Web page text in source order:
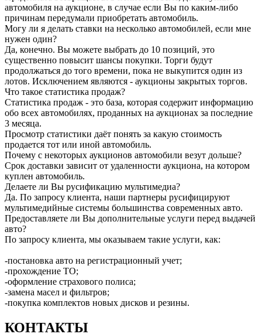
автомобиля на аукционе, в случае если Вы по каким-либо
причинам передумали приобретать автомобиль.
Могу ли я делать ставки на несколько автомобилей, если мне
нужен один?
Да, конечно. Вы можете выбрать до 10 позиций, это
существенно повысит шансы покупки. Торги будут
продолжаться до того времени, пока не выкупится один из
лотов. Исключением являются - аукционы закрытых торгов.
Что такое статистика продаж?
Статистика продаж - это база, которая содержит информацию
обо всех автомобилях, проданных на аукционах за последние
3 месяца.
Просмотр статистики даёт понять за какую стоимость
продается тот или иной автомобиль.
Почему с некоторых аукционов автомобили везут дольше?
Срок доставки зависит от удаленности аукциона, на котором
куплен автомобиль.
Делаете ли Вы русификацию мультимедиа?
Да. По запросу клиента, наши партнеры русифицируют
мультимедийные системы большинства современных авто.
Предоставляете ли Вы дополнительные услуги перед выдачей
авто?
По запросу клиента, мы оказываем такие услуги, как:
-постановка авто на регистрационный учет;
-прохождение ТО;
-оформление страхового полиса;
-замена масел и фильтров;
-покупка комплектов новых дисков и резины.
КОНТАКТЫ